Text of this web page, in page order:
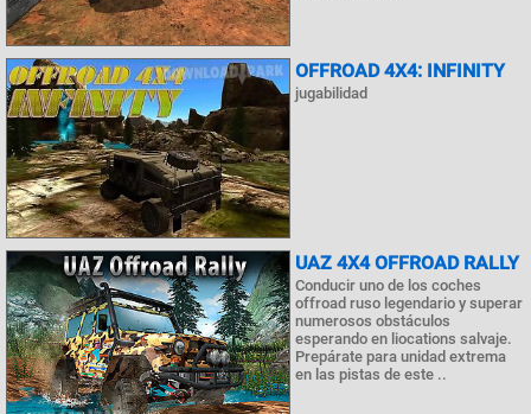
OFFROAD 4X4: INFINITY
jugabilidad
UAZ 4X4 OFFROAD RALLY
Conducir uno de los coches
offroad ruso legendario y superar
numerosos obstáculos
esperando en liocations salvaje.
Prepárate para unidad extrema
en las pistas de este ..